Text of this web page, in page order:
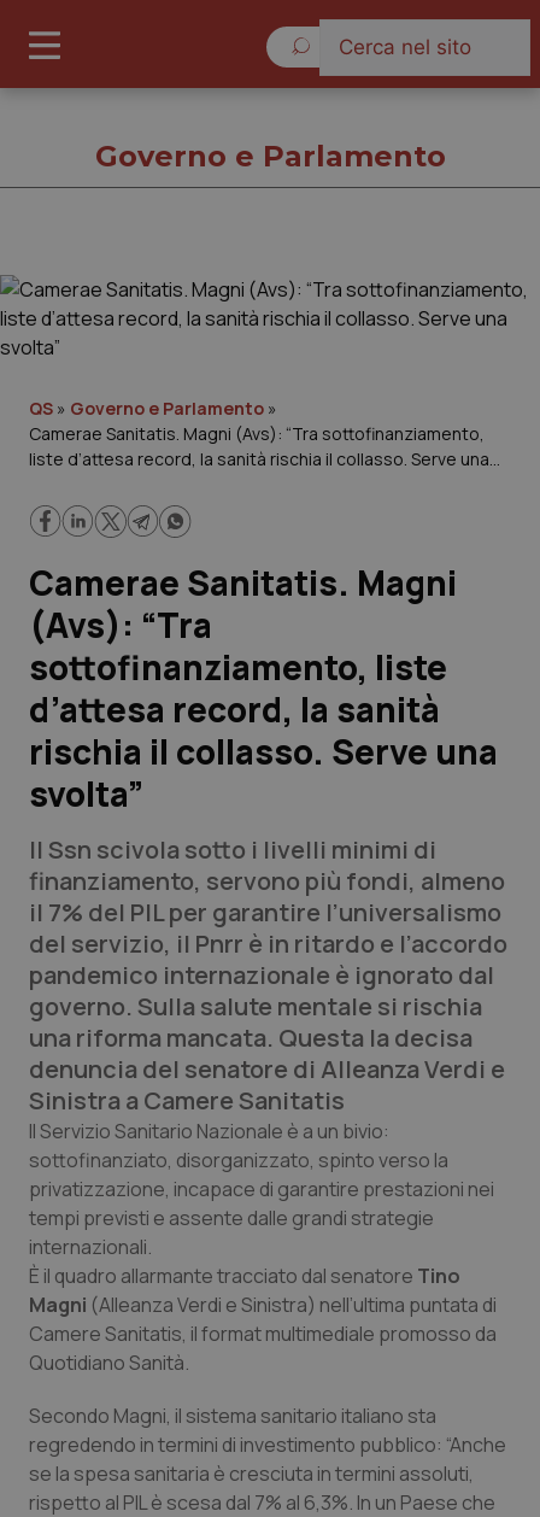
Cronache
Governo e Parlamento
Regioni e Asl
Lavoro e Professioni
Scienza e Farmaci
Studi e Analisi
Lettere al direttore
Edizioni Regionali
QS Pro
Professionisti Sanitari.AI
Abruzzo
Basilicata
Calabria
Campania
Emilia-Romagna
Friuli Venezia Giulia
Lazio
Liguria
Lombardia
QS Pro Gold
Artrite & artrosi
Asma & BPCO
Car-T
Colesterolo & coronaropatie
Dermatite Atopica
Diabete & glucometri
Disturbi dell’umore
Dolore
QS Club
Governo e Parlamento
QS » Governo e Parlamento »
Camerae Sanitatis. Magni (Avs): “Tra sottofinanziamento,
liste d’attesa record, la sanità rischia il collasso. Serve una
Camerae Sanitatis. Magni
(Avs): “Tra
sottofinanziamento, liste
d’attesa record, la sanità
rischia il collasso. Serve una
svolta”
Il Ssn scivola sotto i livelli minimi di
finanziamento, servono più fondi, almeno
il 7% del PIL per garantire l’universalismo
del servizio, il Pnrr è in ritardo e l’accordo
pandemico internazionale è ignorato dal
governo. Sulla salute mentale si rischia
una riforma mancata. Questa la decisa
denuncia del senatore di Alleanza Verdi e
Sinistra a Camere Sanitatis
Il Servizio Sanitario Nazionale è a un bivio:
sottofinanziato, disorganizzato, spinto verso la
privatizzazione, incapace di garantire prestazioni nei
tempi previsti e assente dalle grandi strategie
internazionali.
È il quadro allarmante tracciato dal senatore Tino
Magni (Alleanza Verdi e Sinistra) nell’ultima puntata di
Camere Sanitatis, il format multimediale promosso da
Quotidiano Sanità.
Secondo Magni, il sistema sanitario italiano sta
regredendo in termini di investimento pubblico: “Anche
se la spesa sanitaria è cresciuta in termini assoluti,
rispetto al PIL è scesa dal 7% al 6,3%. In un Paese che